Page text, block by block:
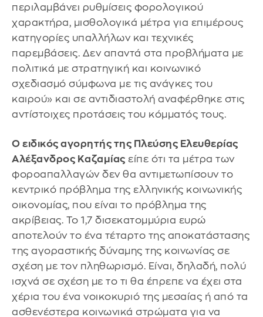
περιλαμβάνει ρυθμίσεις φορολογικού
χαρακτήρα, μισθολογικά μέτρα για επιμέρους
κατηγορίες υπαλλήλων και τεχνικές
παρεμβάσεις. Δεν απαντά στα προβλήματα με
πολιτικά με στρατηγική και κοινωνικό
σχεδιασμό σύμφωνα με τις ανάγκες του
καιρού» και σε αντιδιαστολή αναφέρθηκε στις
αντίστοιχες προτάσεις του κόμματός τους.
Ο ειδικός αγορητής της Πλεύσης Ελευθερίας
Αλέξανδρος Καζαμίας είπε ότι τα μέτρα των
φοροαπαλλαγών δεν θα αντιμετωπίσουν το
κεντρικό πρόβλημα της ελληνικής κοινωνικής
οικονομίας, που είναι το πρόβλημα της
ακρίβειας. Το 1,7 δισεκατομμύρια ευρώ
αποτελούν το ένα τέταρτο της αποκατάστασης
της αγοραστικής δύναμης της κοινωνίας σε
σχέση με τον πληθωρισμό. Είναι, δηλαδή, πολύ
ισχνά σε σχέση με το τι θα έπρεπε να έχει στα
χέρια του ένα νοικοκυριό της μεσαίας ή από τα
ασθενέστερα κοινωνικά στρώματα για να